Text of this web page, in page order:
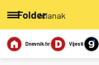
/članak
Miks
Dnevnik.hr Vijesti